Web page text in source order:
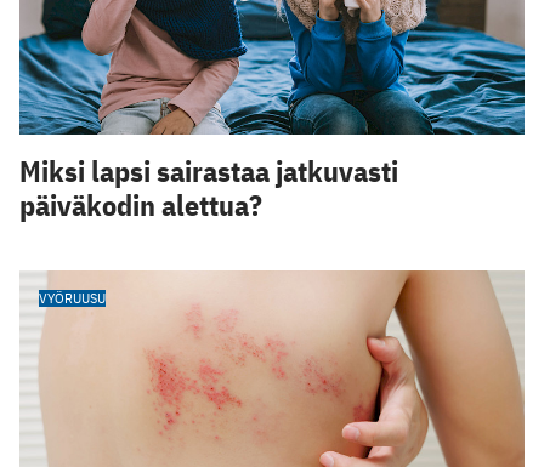
Miksi lapsi sairastaa jatkuvasti
päiväkodin alettua?
VYÖRUUSU